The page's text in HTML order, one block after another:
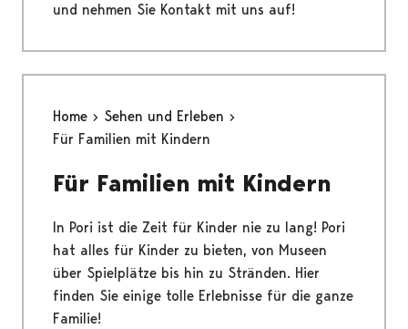
und nehmen Sie Kontakt mit uns auf!
Home
Sehen und Erleben
Für Familien mit Kindern
Für Familien mit Kindern
In Pori ist die Zeit für Kinder nie zu lang! Pori
hat alles für Kinder zu bieten, von Museen
über Spielplätze bis hin zu Stränden. Hier
finden Sie einige tolle Erlebnisse für die ganze
Familie!